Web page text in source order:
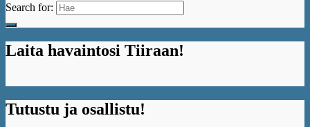
Search for:
Laita havaintosi Tiiraan!
Tutustu ja osallistu!